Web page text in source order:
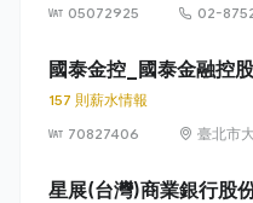
05072925
02-
國泰金控_國泰金融控
157 則薪水情報
70827406
臺北市
星展(台灣)商業銀行股